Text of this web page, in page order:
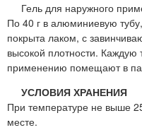
Гель для наружного
По 40 г в алюминиевую
покрыта лаком, с
высокой плотности. Каждую
применению помещают в
УСЛОВИЯ ХРАНЕНИЯ
При температуре не выше
месте.